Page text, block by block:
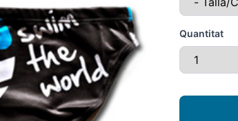
Quantitat